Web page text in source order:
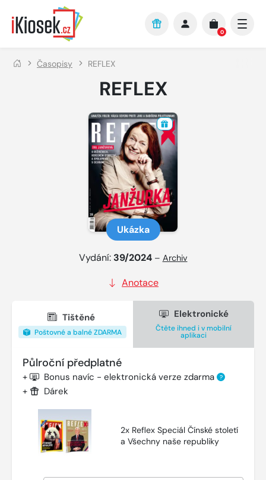
Přejít na hlavní obsah
0
Časopisy REFLEX
REFLEX
Ukázka
Vydání: 39/2024 – Archiv
Anotace
Tištěné
Poštovné a balné ZDARMA
Elektronické
Čtěte ihned i v mobilní
aplikaci
Půlroční předplatné
+ Bonus navíc - elektronická verze zdarma ?
+ Dárek
2x Reflex Speciál Čínské století
a Všechny naše republiky